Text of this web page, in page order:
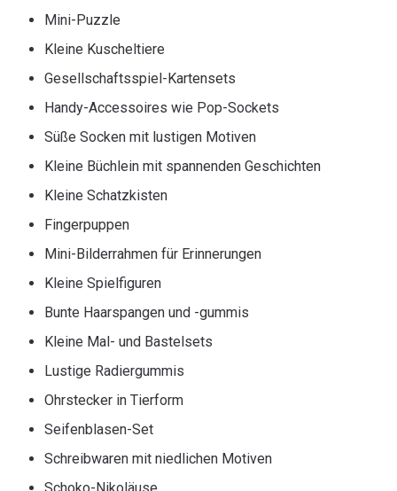
Mini-Puzzle
Kleine Kuscheltiere
Gesellschaftsspiel-Kartensets
Handy-Accessoires wie Pop-Sockets
Süße Socken mit lustigen Motiven
Kleine Büchlein mit spannenden Geschichten
Kleine Schatzkisten
Fingerpuppen
Mini-Bilderrahmen für Erinnerungen
Kleine Spielfiguren
Bunte Haarspangen und -gummis
Kleine Mal- und Bastelsets
Lustige Radiergummis
Ohrstecker in Tierform
Seifenblasen-Set
Schreibwaren mit niedlichen Motiven